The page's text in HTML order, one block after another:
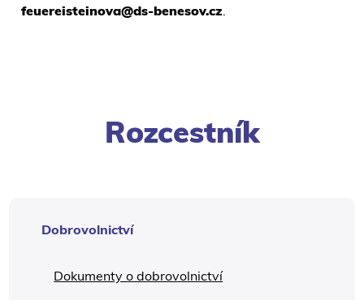
feuereisteinova@ds-benesov.cz.
Rozcestník
Dobrovolnictví
Dokumenty o dobrovolnictví